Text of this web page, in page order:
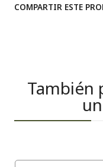
COMPARTIR ESTE
También